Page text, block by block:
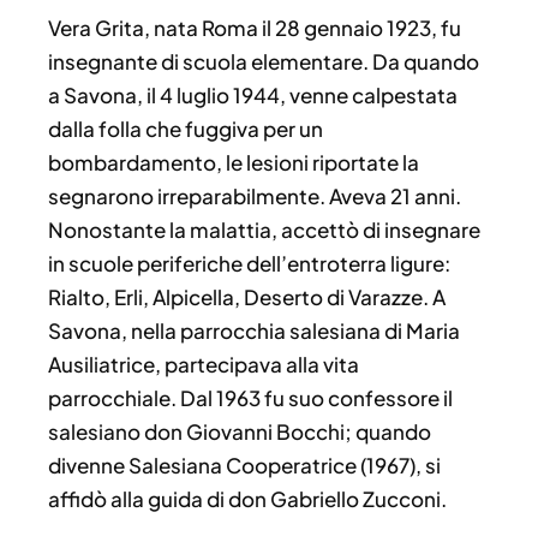
Vera Grita, nata Roma il 28 gennaio 1923, fu
insegnante di scuola elementare. Da quando
a Savona, il 4 luglio 1944, venne calpestata
dalla folla che fuggiva per un
bombardamento, le lesioni riportate la
segnarono irreparabilmente. Aveva 21 anni.
Nonostante la malattia, accettò di insegnare
in scuole periferiche dell’entroterra ligure:
Rialto, Erli, Alpicella, Deserto di Varazze. A
Savona, nella parrocchia salesiana di Maria
Ausiliatrice, partecipava alla vita
parrocchiale. Dal 1963 fu suo confessore il
salesiano don Giovanni Bocchi; quando
divenne Salesiana Cooperatrice (1967), si
affidò alla guida di don Gabriello Zucconi.